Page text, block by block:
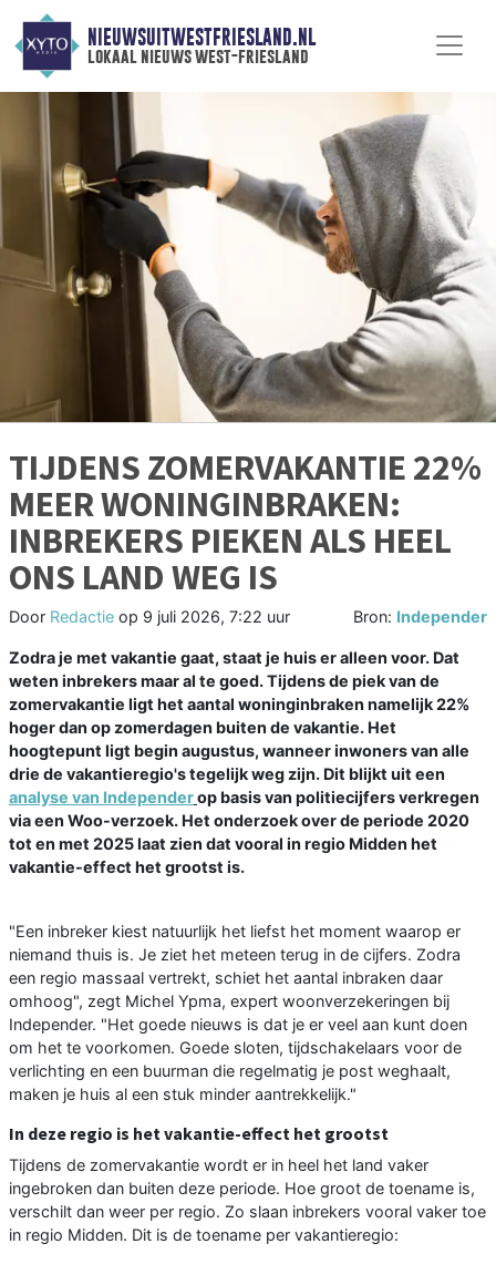
NIEUWSUITWESTFRIESLAND.NL
lokaal nieuws west-friesland
TIJDENS ZOMERVAKANTIE 22%
MEER WONINGINBRAKEN:
INBREKERS PIEKEN ALS HEEL
ONS LAND WEG IS
Door Redactie op 9 juli 2026, 7:22 uur Bron: Independer
Zodra je met vakantie gaat, staat je huis er alleen voor. Dat
weten inbrekers maar al te goed. Tijdens de piek van de
zomervakantie ligt het aantal woninginbraken namelijk 22%
hoger dan op zomerdagen buiten de vakantie. Het
hoogtepunt ligt begin augustus, wanneer inwoners van alle
drie de vakantieregio's tegelijk weg zijn. Dit blijkt uit een
analyse van Independerop basis van politiecijfers verkregen
via een Woo-verzoek. Het onderzoek over de periode 2020
tot en met 2025 laat zien dat vooral in regio Midden het
vakantie-effect het grootst is.
"Een inbreker kiest natuurlijk het liefst het moment waarop er
niemand thuis is. Je ziet het meteen terug in de cijfers. Zodra
een regio massaal vertrekt, schiet het aantal inbraken daar
omhoog", zegt Michel Ypma, expert woonverzekeringen bij
Independer. "Het goede nieuws is dat je er veel aan kunt doen
om het te voorkomen. Goede sloten, tijdschakelaars voor de
verlichting en een buurman die regelmatig je post weghaalt,
maken je huis al een stuk minder aantrekkelijk."
In deze regio is het vakantie-effect het grootst
Tijdens de zomervakantie wordt er in heel het land vaker
ingebroken dan buiten deze periode. Hoe groot de toename is,
verschilt dan weer per regio. Zo slaan inbrekers vooral vaker toe
in regio Midden. Dit is de toename per vakantieregio: